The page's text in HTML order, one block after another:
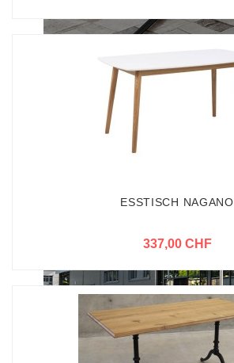
ESSTISCH NAGANO
337,00 CHF